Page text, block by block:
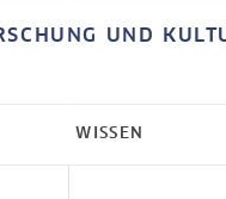
UND
WISSEN